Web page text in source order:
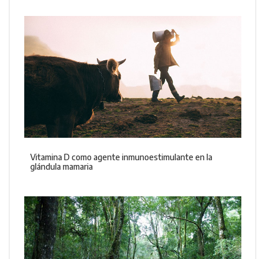
Vitamina D como agente inmunoestimulante en la
glándula mamaria